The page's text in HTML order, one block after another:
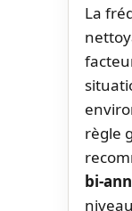
La
règle
bi-